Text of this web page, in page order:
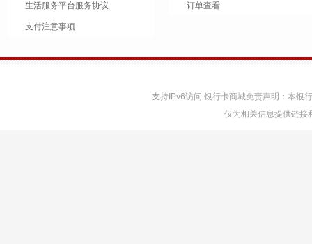
生活服务平台服务协议
支付注意事项
订单查看
支持IPv6访问 银行卡商城免责声明：本银
仅为相关信息提供链接